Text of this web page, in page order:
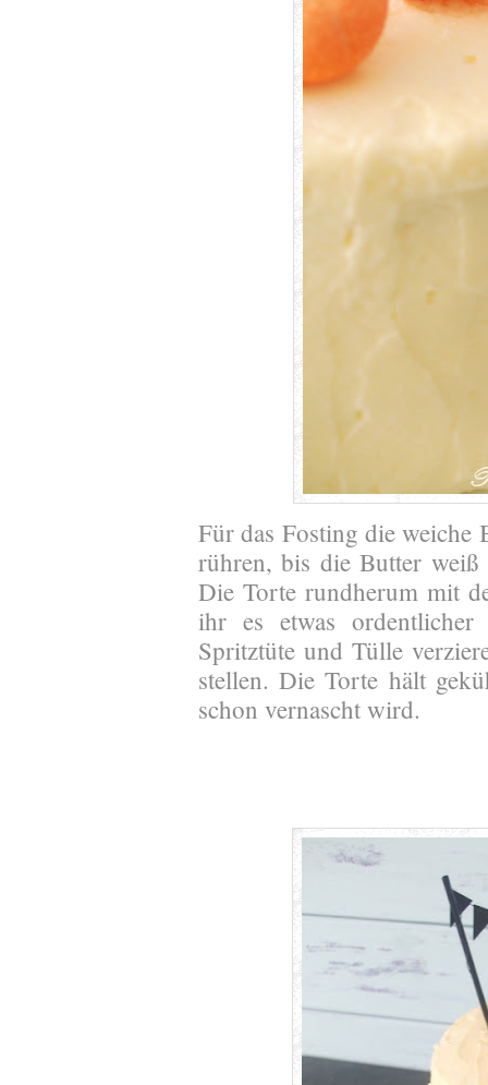
Für das Fosting die weiche
rühren, bis die Butter
Die Torte rundherum mit
ihr es etwas
Spritztüte und Tülle
stellen. Die Torte hält
schon vernascht wird.